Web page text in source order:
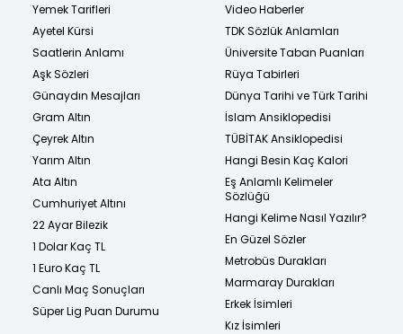
Yemek Tarifleri
Ayetel Kürsi
Saatlerin Anlamı
Aşk Sözleri
Günaydın Mesajları
Gram Altın
Çeyrek Altın
Yarım Altın
Ata Altın
Cumhuriyet Altını
22 Ayar Bilezik
1 Dolar Kaç TL
1 Euro Kaç TL
Canlı Maç Sonuçları
Süper Lig Puan Durumu
Video Haberler
TDK Sözlük Anlamları
Üniversite Taban Puanları
Rüya Tabirleri
Dünya Tarihi ve Türk Tarihi
İslam Ansiklopedisi
TÜBİTAK Ansiklopedisi
Hangi Besin Kaç Kalori
Eş Anlamlı Kelimeler
Sözlüğü
Hangi Kelime Nasıl Yazılır?
En Güzel Sözler
Metrobüs Durakları
Marmaray Durakları
Erkek İsimleri
Kız İsimleri